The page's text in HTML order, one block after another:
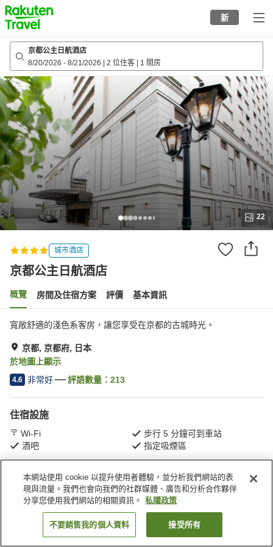
to
top
page
新
京都公主日航酒店
8/20/2026 - 8/21/2026 2 位住客 1 間房
22
城市酒店
京都公主日航酒店
概覽 房間及住宿方案 評價 基本資訊
寬敞舒適的淺色系客房，讓您享受在京都的古城時光。
京都, 京都府, 日本
於地圖上顯示
4.6 非常好 評語數量： 213
住宿設施
Wi-Fi
步行 5 分鐘可到車站
酒吧
指定吸煙區
主頁 日本 京都府 京都 京都公主日航酒店
找客房
本網站使用 cookie 以提升使用者體驗，並分析我們網站的表
現與流量。我們也會向我們的社群媒體、廣告和分析合作夥伴
分享您使用我們網站的相關資訊。
私隱政策
不要銷售我的個人資料 接受所有